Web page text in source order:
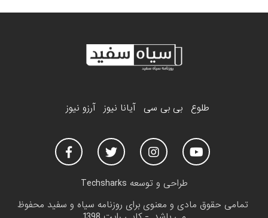
طلوع بی بی سی آیانا نیوز آرزو نیوز
طراحی و توسعه Techsharks
تمامی حقوق مادی و معنوی برای روزنامه سیاه و سفید محفوظ